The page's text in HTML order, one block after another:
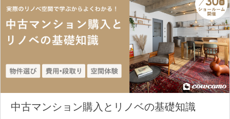
中古マンション購入とリノベの基礎知識